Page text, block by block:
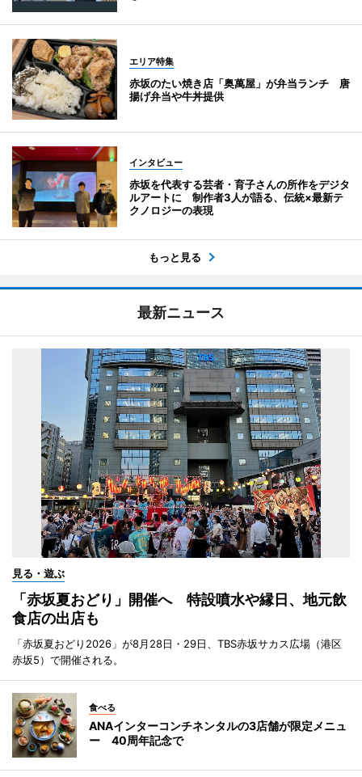
エリア特集
赤坂のたい焼き店「奥萬屋」が弁当ランチ 唐
揚げ弁当や牛丼提供
インタビュー
赤坂を代表する芸者・育子さんの所作をデジタ
ルアートに 制作者3人が語る、伝統×最新テ
クノロジーの表現
もっと見る
最新ニュース
見る・遊ぶ
「赤坂夏おどり」開催へ 特設噴水や縁日、地元飲
食店の出店も
「赤坂夏おどり2026」が8月28日・29日、TBS赤坂サカス広場（港区
赤坂5）で開催される。
食べる
ANAインターコンチネンタルの3店舗が限定メニュ
ー 40周年記念で